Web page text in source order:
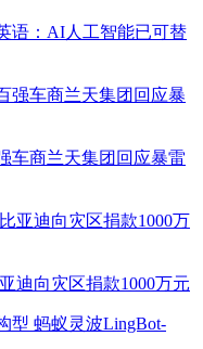
语：AI人工智能已可替
车商兰天集团回应暴雷
迪向灾区捐款1000万元